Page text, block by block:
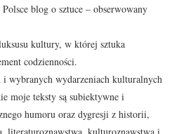
blog o sztuce – obserwowany
kultury, w której sztuka
codzienności.
i wybranych wydarzeniach kulturalnych
moje teksty są subiektywne i
humoru oraz dygresji z historii,
literaturoznawstwa, kulturoznawstwa i